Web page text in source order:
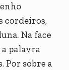
cordeiros,
Na face
palavra
Por sobre a